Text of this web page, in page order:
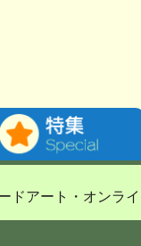
ドアート・オンラ